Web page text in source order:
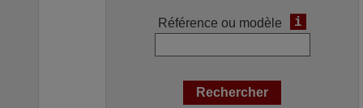
Référence ou modèle i